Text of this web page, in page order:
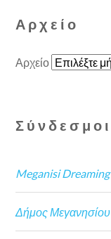
Αρχείο
Αρχείο
Σύνδεσμοι
Meganisi Dreaming
Δήμος Μεγανησίου